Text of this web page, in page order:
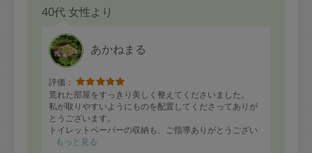
40代 女性より
あかねまる
評価：
荒れた部屋をすっきり美しく整えてくださいました。
私が取りやすいようにものを配置してくださってありが
とうございます。
トイレットペーパーの収納も、ご指導ありがとうござい
ました。トイレが広くなったみたいです。
もっと見る